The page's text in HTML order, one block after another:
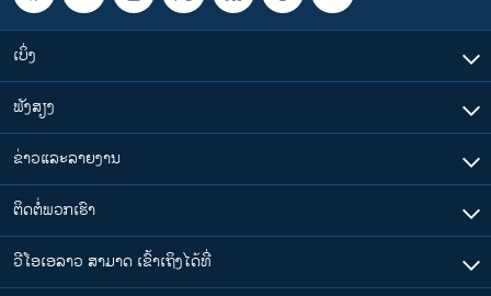
ເບິ່ງ
ຟັງສຽງ
ຂ່າວແລະລາຍງານ
ຕິດຕໍ່ພວກເຮົາ
ວີໂອເອລາວ ສາມາດ ເຂົ້າເຖິງໄດ້ທີ່